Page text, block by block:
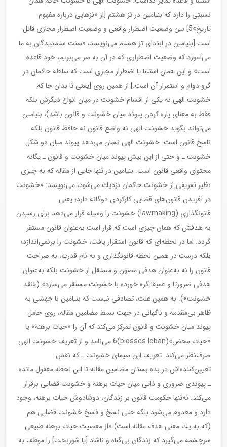
نسبتی را دارد كه بنیامین در تز هشتم [از «تزهایی درباره مفهوم
تاریخ»5] بین وضعیت اضطرار واقعی و وضعیت اضطرار مجازی قائل
است [بنیامین در ابتدای تز هشتم می‌نویسد، «سنت ستمدیدگان به ما
می‌آموزد كه وضعیت اضطراری كه در آن به سر می‌بریم، خود قاعده
است» و این همان استثنا یا اضطرار مجازی است كه سلطه حاكمان در
گرو دوام و استمرار آن است.] از همین روی [یعنی تا بدان جا كه
خشونت الهی نه یكی از اقسام خشونت در میان انواع دیگرش بلكه
فقط به معنای پاره كردن پیوند میان خشونت و قانون باشد)، بنیامین
می‌تواند بگوید خشونت الهی نه واضع قانون نه حافظ قانون بلكه
ناسخ قانون است. خشونت الهی نشان می‌دهد پیوند میان دو شكل
خشونت ـ و حتی از این بیش پیوند میان خشونت و قانون ـ یگانه
محتوای واقعی قانون است. بنیامین در تنها جایی از مقاله كه به چیزی
نظیر تعریفی از خشونت حاكمان نزدیك می‌شود، می‌نویسد: «خشونت
در آفریدن قانون‌های قضایی كاركردی دوگانه دارد؛ یعنی
قانونگذاری (lawmaking) خشونت را وسیله قرار می‌دهد برای رسیدن
به هدفش كه همان چیزی است كه قرار است به‌عنوان قانون مستقر
گردد. اما در لحظه‌ای كه قانون استقرار یافت، خشونت را برنمی‌اندازد؛
بلكه درست در همین لحظه قانونگذاری و به نام قدرت، به صراحت
قانون را نه به‌عنوان هدفی مصون و مستقل از خشونت بلكه به‌عنوان
هدفی ضرورتا و عمیقا گره خورده با خشونت مستقر می‌سازد»‌ («نقد
خشونت»). به همین علت، تصادفی نیست كه بنیامین با جهشی به
ظاهر بی‌مقدمه و ناگهانی در جهت بسط مضامین مقاله، روی حامل
پیوند میان خشونت و قانون تمركز می‌كند كه آن را «حیات برهنه» یا
«حیات محض»(blosses leban)6 می‌نامد و از تعریف خشونت الهی
صرف‌نظر می‌كند. تعریف این سیمای خشونت ـ كه نقش
تعیین‌كننده‌اش در بده بستان مضامین مقاله تا این لحظه مغفول مانده
ـ پیوندی ضروری و ذاتی میان حیات برهنه و خشونت قضایی برقرار
می‌كند. نه‌تنها حكومت قانون بر زندگان، دوشادوش حیات برهنه، وجود
دارد و معدوم می‌شود بلكه حتی نسخ و فسخ خشونت قضایی هم
(كه به یك معنی هدف مقاله است) «از معصیت حیات برهنه طبیعی
سرچشمه می‌گیرد كه زندگان بی‌گناه و ناشاد [یا شوربخت] را موظف به